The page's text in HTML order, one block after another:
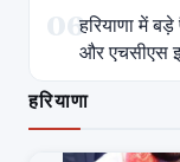
06हरियाणा में
और एचसीएस
हरियाणा